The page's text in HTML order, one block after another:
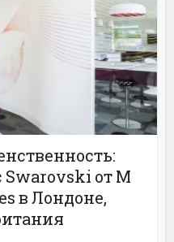
от M
в Лондоне,